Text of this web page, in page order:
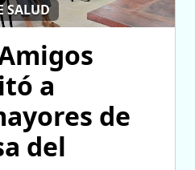
SALUD
a
de
del